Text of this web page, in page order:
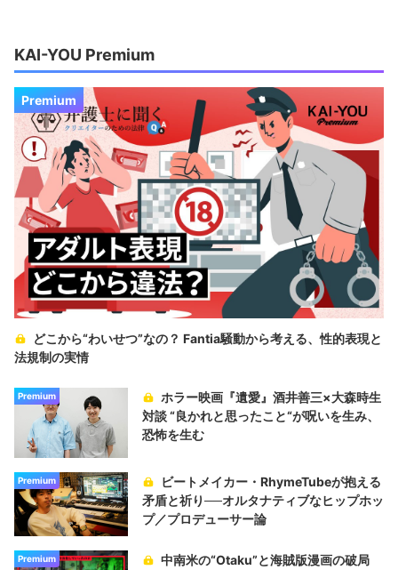
KAI-YOU Premium
Premium
どこから“わいせつ”なの？ Fantia騒動から考える、性的表現と
法規制の実情
Premium
ホラー映画『遺愛』酒井善三×大森時生
対談 “良かれと思ったこと“が呪いを生み、
恐怖を生む
Premium
ビートメイカー・RhymeTubeが抱える
矛盾と祈り──オルタナティブなヒップホッ
プ／プロデューサー論
Premium
中南米の“Otaku”と海賊版漫画の破局